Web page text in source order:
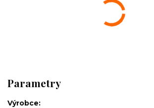
Parametry
Výrobce